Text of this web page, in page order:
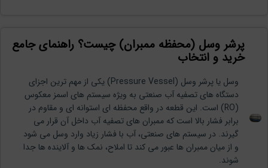
پرشر وسل (محفظه ممبران) چیست؟ راهنمای جامع
خرید و انتخاب
وسل یا پرشر وسل (Pressure Vessel) یکی از مهم ترین اجزای
دستگاه های تصفیه آب صنعتی به ویژه سیستم های اسمز معکوس
(RO) است. این قطعه در واقع محفظه ای استوانه ای و مقاوم در
برابر فشار بالا است که ممبران های تصفیه آب داخل آن قرار می
گیرند. در سیستم های صنعتی، آب با فشار زیاد وارد وسل می شود
و از میان ممبران ها عبور می کند تا املاح، نمک ها و آلاینده ها جدا
شوند.